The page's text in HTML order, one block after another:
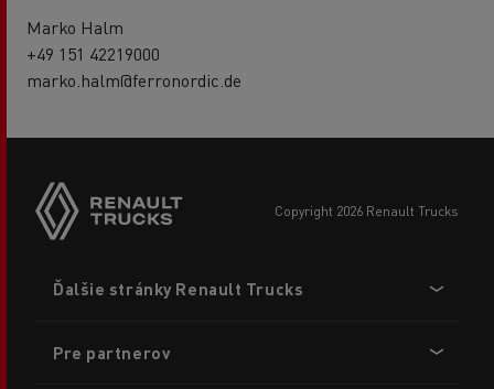
Marko Halm
+49 151 42219000
marko.halm@ferronordic.de
copyright 2026 Renault Trucks
menu
Ďalšie stránky Renault Trucks
Pre partnerov